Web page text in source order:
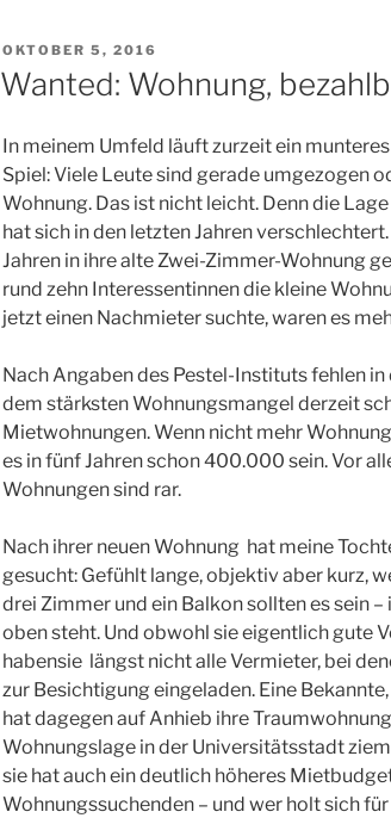
VERÖFFENTLICHT
AM
OKTOBER 5, 2016
Wanted: Wohnung,
In meinem Umfeld läuft zurzeit ein
Spiel: Viele Leute sind gerade umgezogen
Wohnung. Das ist nicht leicht. Denn die
hat sich in den letzten Jahren
Jahren in ihre alte Zwei-Zimmer-Wohnung
rund zehn Interessentinnen die kleine
jetzt einen Nachmieter suchte, waren es
Nach Angaben des Pestel-Instituts fehlen
dem stärksten Wohnungsmangel derzeit
Mietwohnungen. Wenn nicht mehr
es in fünf Jahren schon 400.000 sein. Vor
Wohnungen sind rar.
Nach ihrer neuen Wohnung hat meine
gesucht: Gefühlt lange, objektiv aber kurz,
drei Zimmer und ein Balkon sollten es sein
oben steht. Und obwohl sie eigentlich gute
habensie längst nicht alle Vermieter, bei
zur Besichtigung eingeladen. Eine
hat dagegen auf Anhieb ihre
Wohnungslage in der Universitätsstadt
sie hat auch ein deutlich höheres
Wohnungssuchenden – und wer holt sich